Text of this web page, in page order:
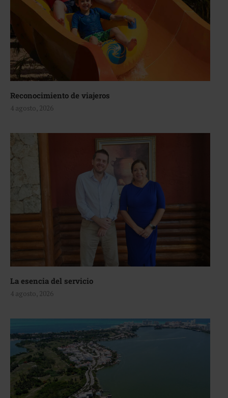
Reconocimiento de viajeros
4 agosto, 2026
La esencia del servicio
4 agosto, 2026